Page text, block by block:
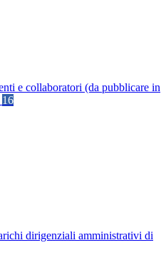
e collaboratori (da pubblicare in
16
dirigenziali amministrativi di